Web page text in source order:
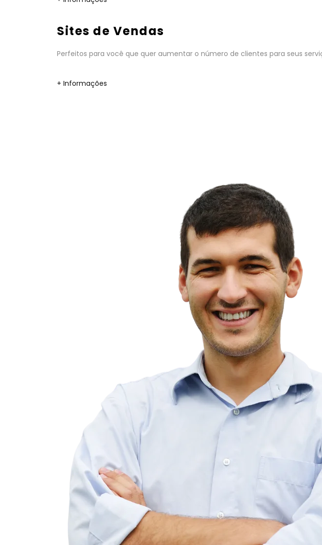
Sites de Vendas
Perfeitos para você que quer aumentar o número de clientes para seus
+ Informações